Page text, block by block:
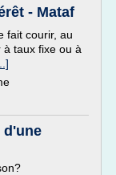
- Mataf
fait courir, au
taux fixe ou à
d'une